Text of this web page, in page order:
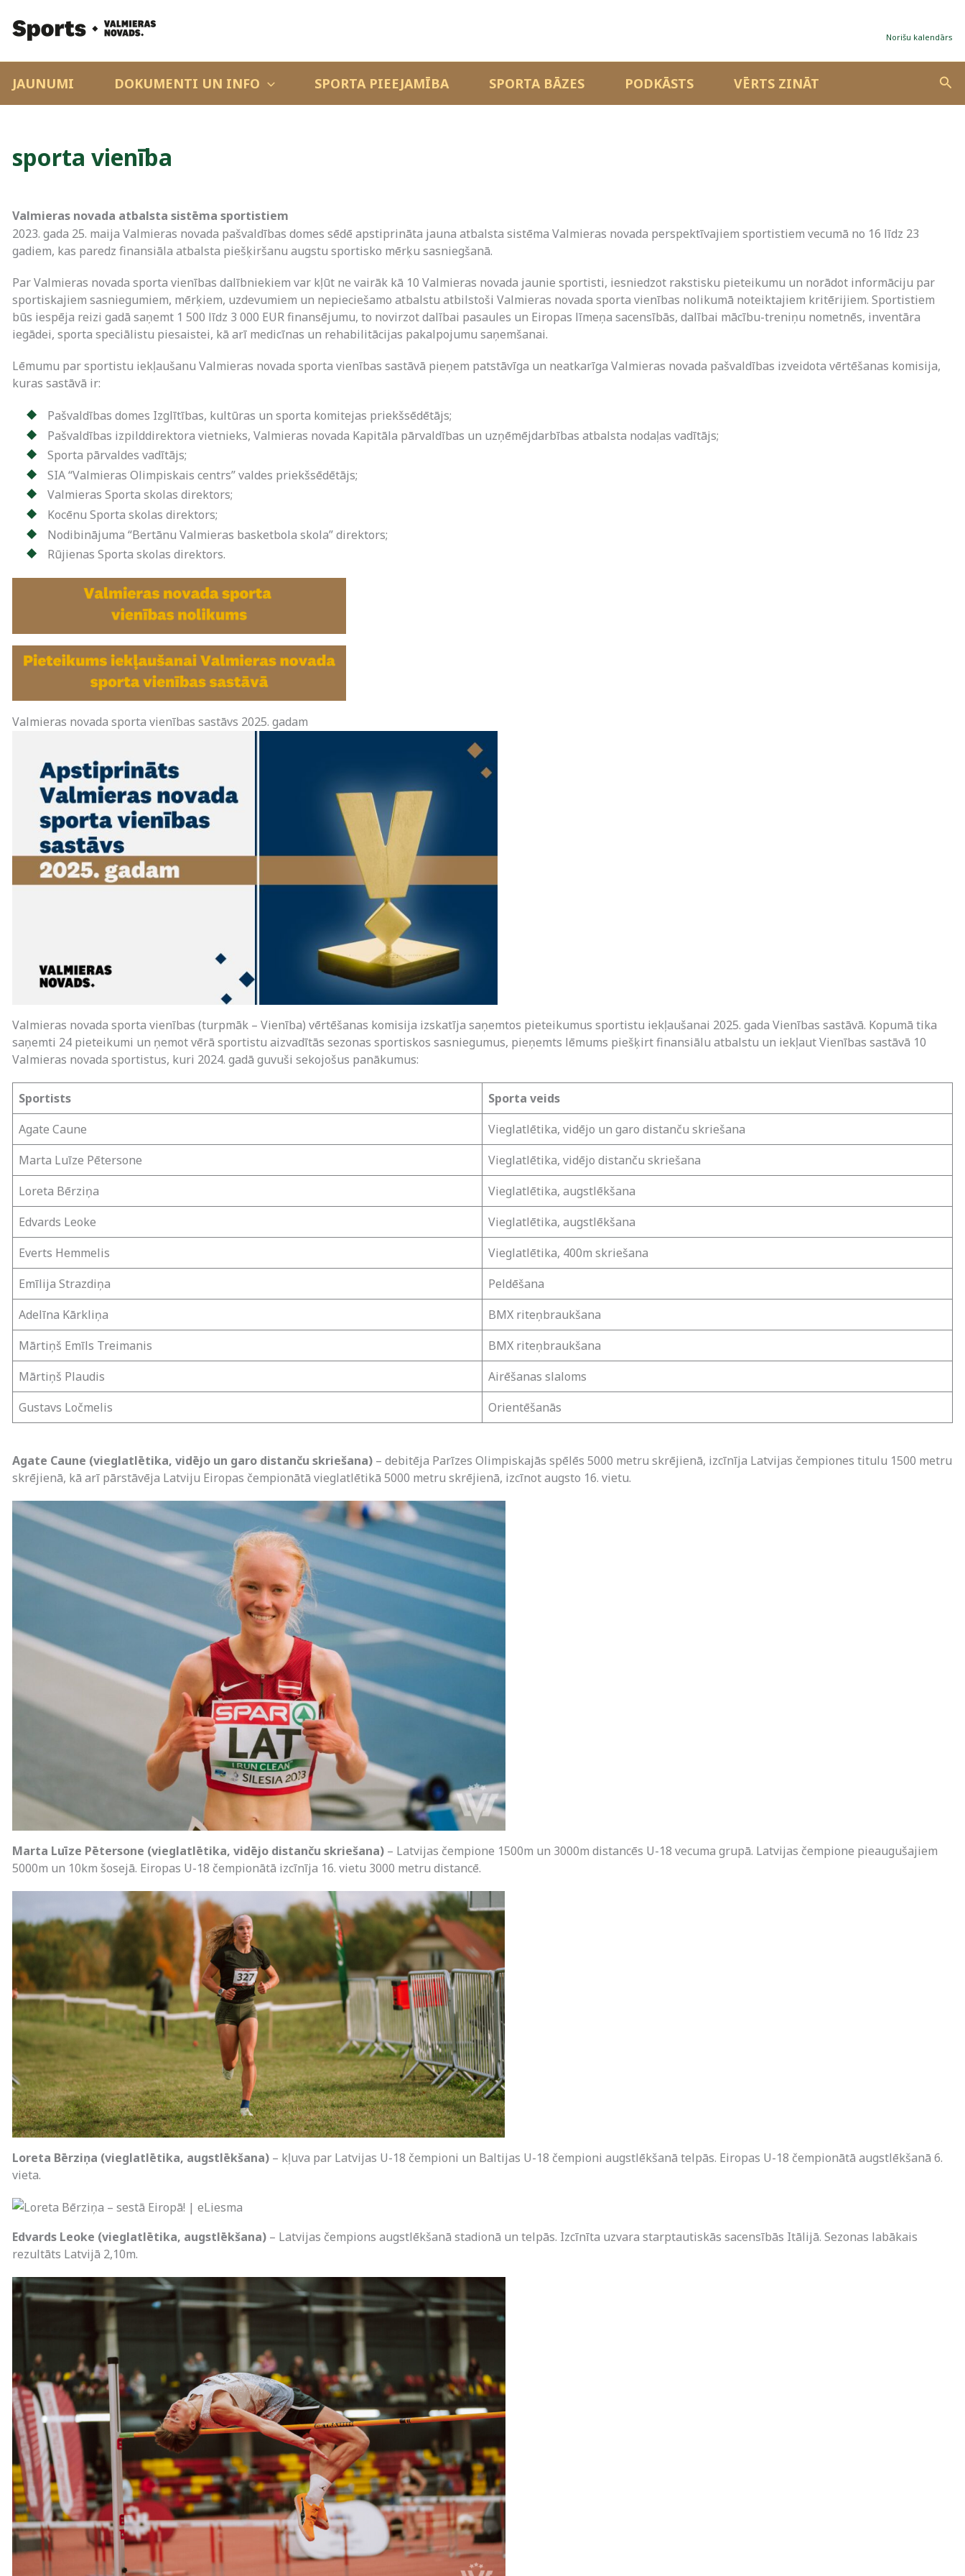
Norišu kalendārs
JAUNUMI DOKUMENTI UN INFO SPORTA PIEEJAMĪBA SPORTA BĀZES PODKĀSTS VĒRTS ZINĀT
sporta vienība
Valmieras novada atbalsta sistēma sportistiem
2023. gada 25. maija Valmieras novada pašvaldības domes sēdē apstiprināta jauna atbalsta sistēma Valmieras novada perspektīvajiem sportistiem vecumā no 16 līdz 23
gadiem, kas paredz finansiāla atbalsta piešķiršanu augstu sportisko mērķu sasniegšanā.
Par Valmieras novada sporta vienības dalībniekiem var kļūt ne vairāk kā 10 Valmieras novada jaunie sportisti, iesniedzot rakstisku pieteikumu un norādot informāciju par
sportiskajiem sasniegumiem, mērķiem, uzdevumiem un nepieciešamo atbalstu atbilstoši Valmieras novada sporta vienības nolikumā noteiktajiem kritērijiem. Sportistiem
būs iespēja reizi gadā saņemt 1 500 līdz 3 000 EUR finansējumu, to novirzot dalībai pasaules un Eiropas līmeņa sacensībās, dalībai mācību-treniņu nometnēs, inventāra
iegādei, sporta speciālistu piesaistei, kā arī medicīnas un rehabilitācijas pakalpojumu saņemšanai.
Lēmumu par sportistu iekļaušanu Valmieras novada sporta vienības sastāvā pieņem patstāvīga un neatkarīga Valmieras novada pašvaldības izveidota vērtēšanas komisija,
kuras sastāvā ir:
Pašvaldības domes Izglītības, kultūras un sporta komitejas priekšsēdētājs;
Pašvaldības izpilddirektora vietnieks, Valmieras novada Kapitāla pārvaldības un uzņēmējdarbības atbalsta nodaļas vadītājs;
Sporta pārvaldes vadītājs;
SIA “Valmieras Olimpiskais centrs” valdes priekšsēdētājs;
Valmieras Sporta skolas direktors;
Kocēnu Sporta skolas direktors;
Nodibinājuma “Bertānu Valmieras basketbola skola” direktors;
Rūjienas Sporta skolas direktors.
Valmieras novada sporta vienības sastāvs 2025. gadam
Valmieras novada sporta vienības (turpmāk – Vienība) vērtēšanas komisija izskatīja saņemtos pieteikumus sportistu iekļaušanai 2025. gada Vienības sastāvā. Kopumā tika
saņemti 24 pieteikumi un ņemot vērā sportistu aizvadītās sezonas sportiskos sasniegumus, pieņemts lēmums piešķirt finansiālu atbalstu un iekļaut Vienības sastāvā 10
Valmieras novada sportistus, kuri 2024. gadā guvuši sekojošus panākumus:
Sportists
Sporta veids
Agate Caune
Vieglatlētika, vidējo un garo distanču skriešana
Marta Luīze Pētersone
Vieglatlētika, vidējo distanču skriešana
Loreta Bērziņa
Vieglatlētika, augstlēkšana
Edvards Leoke
Vieglatlētika, augstlēkšana
Everts Hemmelis
Vieglatlētika, 400m skriešana
Emīlija Strazdiņa
Peldēšana
Adelīna Kārkliņa
BMX riteņbraukšana
Mārtiņš Emīls Treimanis
BMX riteņbraukšana
Mārtiņš Plaudis
Airēšanas slaloms
Gustavs Ločmelis
Orientēšanās
Agate Caune (vieglatlētika, vidējo un garo distanču skriešana) – debitēja Parīzes Olimpiskajās spēlēs 5000 metru skrējienā, izcīnīja Latvijas čempiones titulu 1500 metru
skrējienā, kā arī pārstāvēja Latviju Eiropas čempionātā vieglatlētikā 5000 metru skrējienā, izcīnot augsto 16. vietu.
Marta Luīze Pētersone (vieglatlētika, vidējo distanču skriešana) – Latvijas čempione 1500m un 3000m distancēs U-18 vecuma grupā. Latvijas čempione pieaugušajiem
5000m un 10km šosejā. Eiropas U-18 čempionātā izcīnīja 16. vietu 3000 metru distancē.
Loreta Bērziņa (vieglatlētika, augstlēkšana) – kļuva par Latvijas U-18 čempioni un Baltijas U-18 čempioni augstlēkšanā telpās. Eiropas U-18 čempionātā augstlēkšanā 6.
vieta.
Edvards Leoke (vieglatlētika, augstlēkšana) – Latvijas čempions augstlēkšanā stadionā un telpās. Izcīnīta uzvara starptautiskās sacensībās Itālijā. Sezonas labākais
rezultāts Latvijā 2,10m.